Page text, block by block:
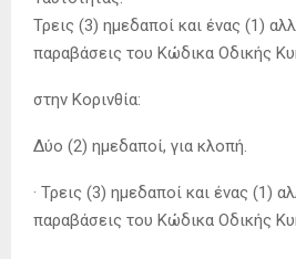
Τρεις (3) ημεδαποί και ένας (1)
παραβάσεις του Κώδικα Οδικής
στην Κορινθία:
Δύο (2) ημεδαποί, για κλοπή.
· Τρεις (3) ημεδαποί και ένας (1)
παραβάσεις του Κώδικα Οδικής